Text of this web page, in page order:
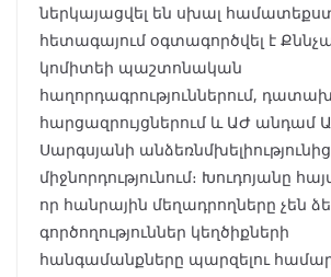
ներկայացվել են սխալ
հետագայում օգտագործվել է
կոմիտեի պաշտոնական
հաղորդագրություններում,
հարցազրույցներում և ԱԺ անդամ
Սարգսյանի
միջնորդությունում։ Խուդոյանը
որ հանրային մեղադրողները չեն
գործողություններ կեղծիքների
հանգամանքները պարզելու